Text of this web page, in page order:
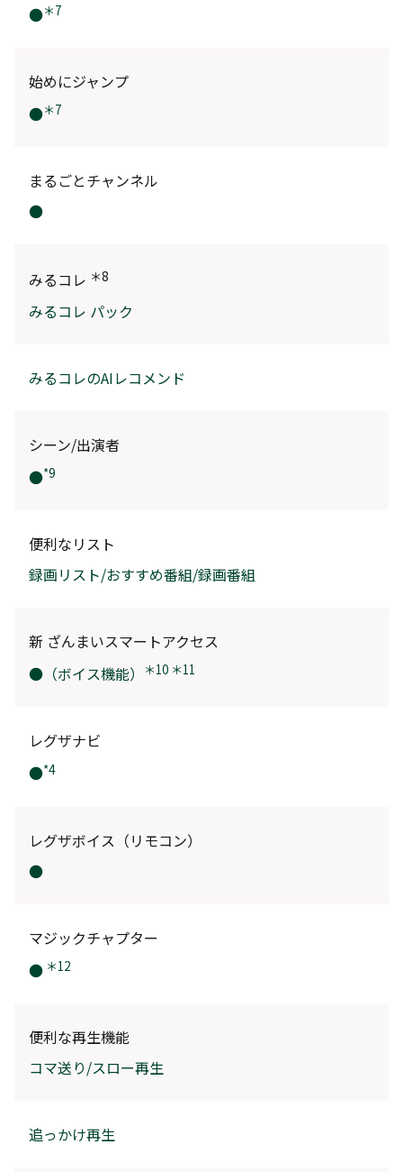
●＊7
始めにジャンプ
●＊7
まるごとチャンネル
●
みるコレ ＊8
みるコレ パック
みるコレのAIレコメンド
シーン/出演者
●*9
便利なリスト
録画リスト/おすすめ番組/録画番組
新 ざんまいスマートアクセス
●（ボイス機能）
＊10 ＊11
レグザナビ
●*4
レグザボイス（リモコン）
●
マジックチャプター
● ＊12
便利な再生機能
コマ送り/スロー再生
追っかけ再生